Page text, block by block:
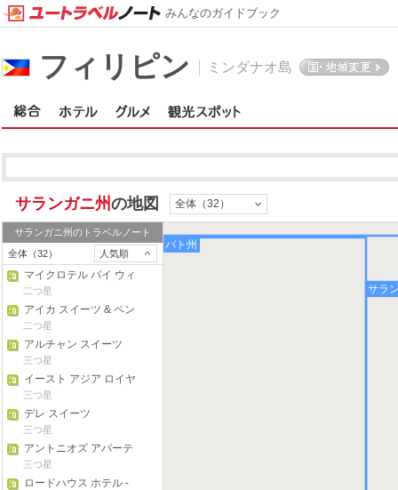
フィリピン ミンダナオ島
サランガニ州の地図 全体（32）
サランガニ州 のトラベルノート
全体（32）
人気順
マイクロテル バイ ウィ
ンダム ジェネラル サン
トス
二つ星
アイカ スイーツ & ペン
ション ハウス
二つ星
アルチャン スイーツ
三つ星
イースト アジア ロイヤ
ル ホテル
三つ星
デレ スイーツ
三つ星
アントニオズ アパーテ
ル & スイーツ
三つ星
ロードハウス ホテル -
南コタバト州
サラ
みんなのガイドブック